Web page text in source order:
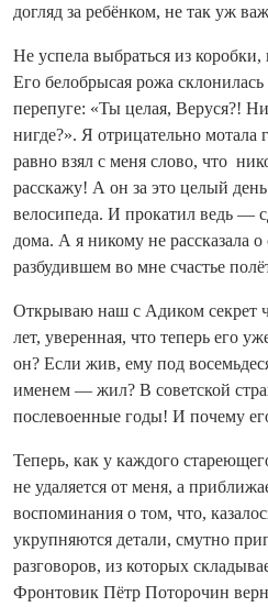
догляд за ребёнком, не так уж
Не успела выбраться из
Его белобрысая рожа
перепуге: «Ты целая, Веруся?!
нигде?». Я отрицательно мотала
равно взял с меня слово, что
расскажу! А он за это целый
велосипеда. И прокатил ведь —
дома. А я никому не рассказала
разбудившем во мне счастье
Открываю наш с Адиком секрет
лет, уверенная, что теперь его
он? Если жив, ему под
именем — жил? В советской
послевоенные годы! И почему
Теперь, как у каждого
не удаляется от меня, а
воспоминания о том, что,
укрупняются детали, смутно
разговоров, из которых
Фронтовик Пётр Поторочин